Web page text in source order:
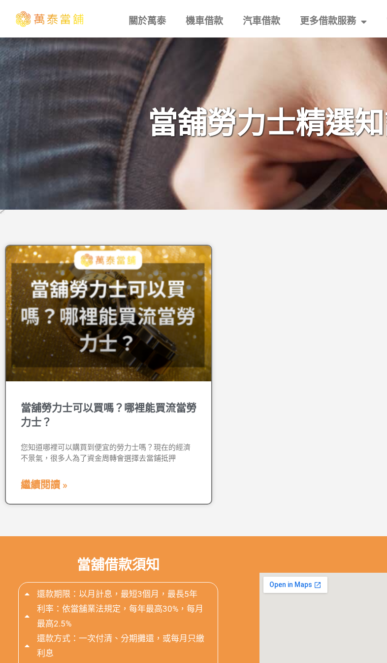
關於萬泰 機車借款 汽車借款 更多借款服務
當舖勞力士精選
當舖勞力士可以買嗎？哪裡能買流當勞
力士？
您知道哪裡可以購買到便宜的勞力士嗎？現在的經濟
不景氣，很多人為了資金周轉會選擇去當鋪抵押
繼續閱讀 »
當舖借款須知
還款期限：以月計息，最短3個月，最長5年
利率：依當舖業法規定，每年最高30%，每月
最高2.5%
還款方式：一次付清、分期攤還，或每月只繳
利息